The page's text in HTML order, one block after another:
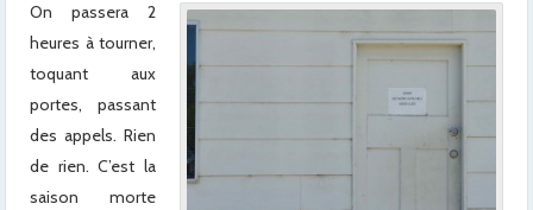
On passera 2
heures à tourner,
toquant aux
portes, passant
des appels. Rien
de rien. C’est la
saison morte